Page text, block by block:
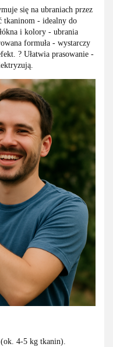
się na ubraniach przez
tkaninom - idealny do
i kolory - ubrania
formuła - wystarczy
? Ułatwia prasowanie -
4-5 kg tkanin).